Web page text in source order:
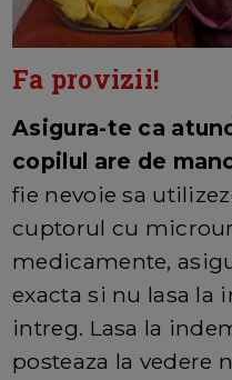
Fa provizii!
Asigura-te ca
copilul are de
fie nevoie sa
cuptorul cu
medicamente,
exacta si nu lasa la
intreg. Lasa la
posteaza la vedere